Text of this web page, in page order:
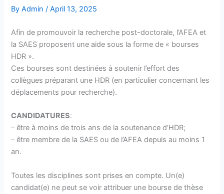
ByAdmin/April 13, 2025
Afin de promouvoir la recherche post-doctorale, l’AFEA et
la SAES proposent une aide sous la forme de « bourses
HDR ».
Ces bourses sont destinées à soutenir l’effort des
collègues préparant une HDR (en particulier concernant les
déplacements pour recherche).
CANDIDATURES:
– être à moins de trois ans de la soutenance d’HDR;
– être membre de la SAES ou de l’AFEA depuis au moins 1
an.
Toutes les disciplines sont prises en compte. Un(e)
candidat(e) ne peut se voir attribuer une bourse de thèse